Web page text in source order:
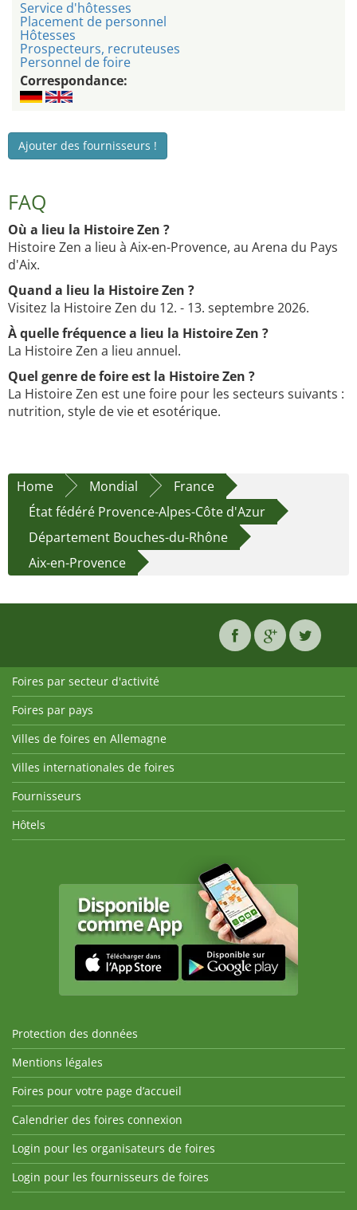
Service d'hôtesses
Placement de personnel
Hôtesses
Prospecteurs, recruteuses
Personnel de foire
Correspondance:
Ajouter des fournisseurs !
FAQ
Où a lieu la Histoire Zen ?
Histoire Zen a lieu à Aix-en-Provence, au Arena du Pays
d'Aix.
Quand a lieu la Histoire Zen ?
Visitez la Histoire Zen du 12. - 13. septembre 2026.
À quelle fréquence a lieu la Histoire Zen ?
La Histoire Zen a lieu annuel.
Quel genre de foire est la Histoire Zen ?
La Histoire Zen est une foire pour les secteurs suivants :
nutrition, style de vie et esotérique.
Home Mondial
France
État fédéré Provence-Alpes-Côte d'Azur
Département Bouches-du-Rhône
Aix-en-Provence
Foires par secteur d'activité
Foires par pays
Villes de foires en Allemagne
Villes internationales de foires
Fournisseurs
Hôtels
Protection des données
Mentions légales
Foires pour votre page d’accueil
Calendrier des foires connexion
Login pour les organisateurs de foires
Login pour les fournisseurs de foires